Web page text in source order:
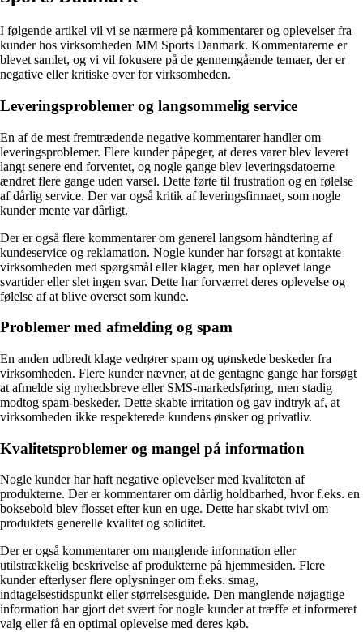
I følgende artikel vil vi se nærmere på kommentarer og oplevelser fra
kunder hos virksomheden MM Sports Danmark. Kommentarerne er
blevet samlet, og vi vil fokusere på de gennemgående temaer, der er
negative eller kritiske over for virksomheden.
Leveringsproblemer og langsommelig service
En af de mest fremtrædende negative kommentarer handler om
leveringsproblemer. Flere kunder påpeger, at deres varer blev leveret
langt senere end forventet, og nogle gange blev leveringsdatoerne
ændret flere gange uden varsel. Dette førte til frustration og en følelse
af dårlig service. Der var også kritik af leveringsfirmaet, som nogle
kunder mente var dårligt.
Der er også flere kommentarer om generel langsom håndtering af
kundeservice og reklamation. Nogle kunder har forsøgt at kontakte
virksomheden med spørgsmål eller klager, men har oplevet lange
svartider eller slet ingen svar. Dette har forværret deres oplevelse og
følelse af at blive overset som kunde.
Problemer med afmelding og spam
En anden udbredt klage vedrører spam og uønskede beskeder fra
virksomheden. Flere kunder nævner, at de gentagne gange har forsøgt
at afmelde sig nyhedsbreve eller SMS-markedsføring, men stadig
modtog spam-beskeder. Dette skabte irritation og gav indtryk af, at
virksomheden ikke respekterede kundens ønsker og privatliv.
Kvalitetsproblemer og mangel på information
Nogle kunder har haft negative oplevelser med kvaliteten af
produkterne. Der er kommentarer om dårlig holdbarhed, hvor f.eks. en
boksebold blev flosset efter kun en uge. Dette har skabt tvivl om
produktets generelle kvalitet og soliditet.
Der er også kommentarer om manglende information eller
utilstrækkelig beskrivelse af produkterne på hjemmesiden. Flere
kunder efterlyser flere oplysninger om f.eks. smag,
indtagelsestidspunkt eller størrelsesguide. Den manglende nøjagtige
information har gjort det svært for nogle kunder at træffe et informeret
valg eller få en optimal oplevelse med deres køb.